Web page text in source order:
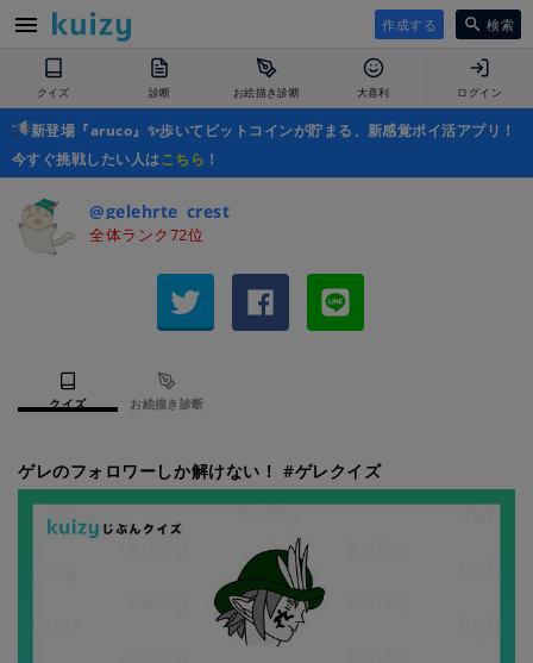
作成する 検索
クイズ 診断 お絵描き診断 大喜利 ログイン
新登場『aruco』✨歩いてビットコインが貯まる、新感覚ポイ活アプリ！
今すぐ挑戦したい人はこちら ！
@gelehrte_crest
全体ランク72位
クイズ お絵描き診断
ゲレのフォロワーしか解けない！ #ゲレクイズ